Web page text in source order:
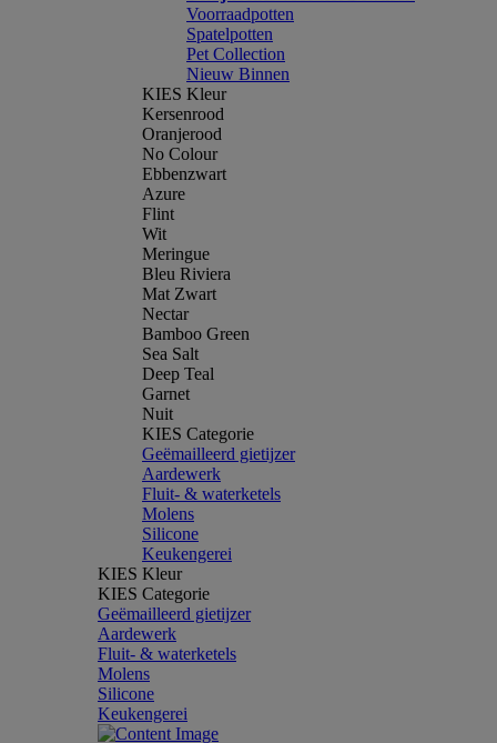
Voorraadpotten
Spatelpotten
Pet Collection
Nieuw Binnen
KIES Kleur
Kersenrood
Oranjerood
No Colour
Ebbenzwart
Azure
Flint
Wit
Meringue
Bleu Riviera
Mat Zwart
Nectar
Bamboo Green
Sea Salt
Deep Teal
Garnet
Nuit
KIES Categorie
Geëmailleerd gietijzer
Aardewerk
Fluit- & waterketels
Molens
Silicone
Keukengerei
KIES Kleur
KIES Categorie
Geëmailleerd gietijzer
Aardewerk
Fluit- & waterketels
Molens
Silicone
Keukengerei